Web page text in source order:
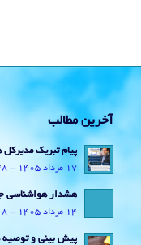
آخرین مطالب
پیام تبریک مدیرکل
17 مرداد 1405 - 12:48 ب.ظ
هشدار هواشناسی جوی سطح
14 مرداد 1405 - 2:18 ب.ظ
پیش بینی و توصیه های